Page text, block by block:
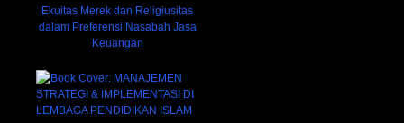
Ekuitas Merek dan Religiusitas
dalam Preferensi Nasabah Jasa
Keuangan